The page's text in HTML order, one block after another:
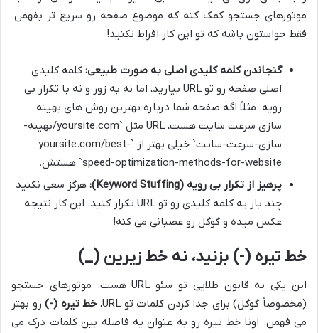
موتورهای جستجو کمک کنه که موضوع صفحه رو سریع تر بفهمن.
فقط حواستون باشه که تو این کار افراط نکنید!
گنجاندن کلمه کلیدی اصلی به صورت طبیعی: کلمه کلیدی
اصلی صفحه رو تو URL بیارید، اما نه به زور و نه با تکرار بی
رویه. مثلاً اگه صفحه شما درباره بهترین روش های بهینه
سازی سرعت سایت هست، URL مثل `yoursite.com/بهینه-
سازی-سرعت-سایت` خیلی بهتر از `yoursite.com/best-
speed-optimization-methods-for-website` هستش.
پرهیز از تکرار بی رویه (Keyword Stuffing):
هرگز سعی نکنید
چند بار یه کلمه کلیدی رو تو URL تکرار کنید. این کار نتیجه
عکس میده و گوگل رو عصبانی می کنه!
خط تیره (-) بزنید، نه خط زیرین (_)
این یکی یه قانون طلایی تو سئو URL هست. موتورهای جستجو
(مخصوصاً گوگل) برای جدا کردن کلمات تو URL،
خط تیره (-)رو بهتر
می فهمن. اونا خط تیره رو به عنوان یه فاصله بین کلمات درک می